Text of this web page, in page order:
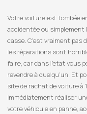
Votre voiture est tombée
accidentée ou simplement
casse. C’est vraiment pas
les réparations sont
faire, car dans l’etat vous
revendre à quelqu’un. Et
site de rachat de voiture à
immédiatement réaliser
votre véhicule en panne,